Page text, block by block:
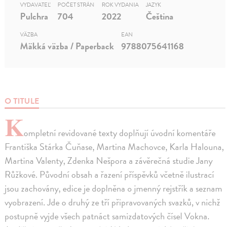
O TITULE
Kompletní revidované texty doplňují úvodní komentáře
Františka Stárka Čuňase, Martina Machovce, Karla Halouna,
Martina Valenty, Zdenka Nešpora a závěrečná studie Jany
Růžkové. Původní obsah a řazení příspěvků včetně ilustrací
jsou zachovány, edice je doplněna o jmenný rejstřík a seznam
vyobrazení. Jde o druhý ze tří připravovaných svazků, v nichž
postupně vyjde všech patnáct samizdatových čísel Vokna.
VYDAVATEĽ
Pulchra
POČET STRÁN
704
ROK VYDANIA
2022
JAZYK
Čeština
VÄZBA
Mäkká väzba / Paperback
EAN
9788075641168